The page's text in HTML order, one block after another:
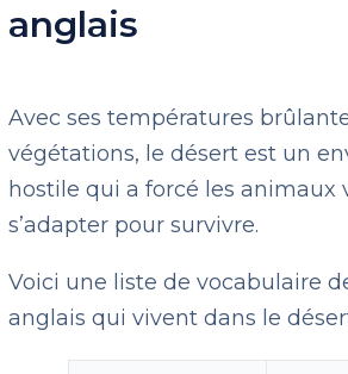
anglais
Avec ses températures
végétations, le désert est un
hostile qui a forcé les animaux
s’adapter pour survivre.
Voici une liste de vocabulaire
anglais qui vivent dans le